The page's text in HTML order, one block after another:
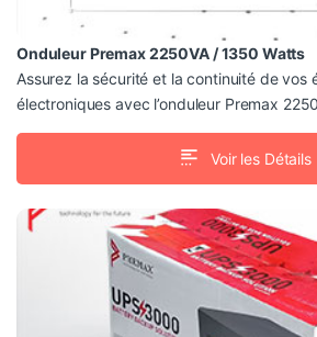
Onduleur Premax 2250VA / 1350 Watts
Assurez la sécurité et la continuité de vos
électroniques avec l’onduleur Premax
Voir les Détails
PM-
3000VA (3KVA)